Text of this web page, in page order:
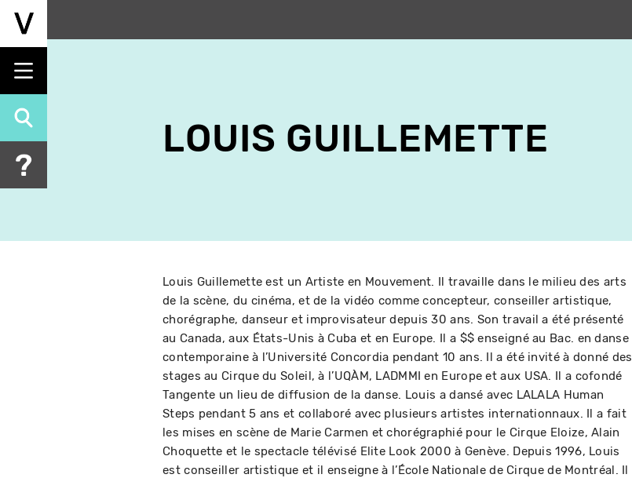
Aller
principal
LOUIS GUILLEMETTE
Louis Guillemette est un Artiste en Mouvement. Il travaille dans le milieu des arts
de la scène, du cinéma, et de la vidéo comme concepteur, conseiller artistique,
chorégraphe, danseur et improvisateur depuis 30 ans. Son travail a été présenté
au Canada, aux États-Unis à Cuba et en Europe. Il a $$ enseigné au Bac. en danse
contemporaine à l’Université Concordia pendant 10 ans. Il a été invité à donné des
stages au Cirque du Soleil, à l’UQÀM, LADMMI en Europe et aux USA. Il a cofondé
Tangente un lieu de diffusion de la danse. Louis a dansé avec LALALA Human
Steps pendant 5 ans et collaboré avec plusieurs artistes internationnaux. Il a fait
les mises en scène de Marie Carmen et chorégraphié pour le Cirque Eloize, Alain
Choquette et le spectacle télévisé Elite Look 2000 à Genève. Depuis 1996, Louis
est conseiller artistique et il enseigne à l’École Nationale de Cirque de Montréal. Il